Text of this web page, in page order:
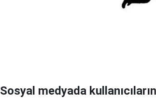
Sosyal medyada